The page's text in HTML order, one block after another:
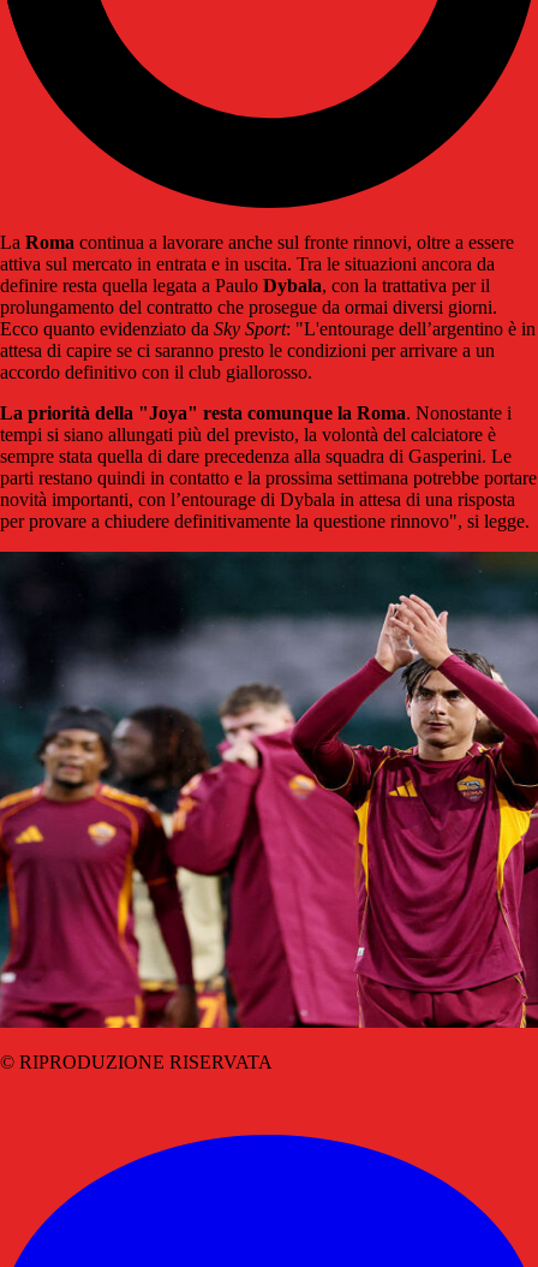
La Roma continua a lavorare anche sul fronte rinnovi, oltre a essere
attiva sul mercato in entrata e in uscita. Tra le situazioni ancora da
definire resta quella legata a Paulo Dybala, con la trattativa per il
prolungamento del contratto che prosegue da ormai diversi giorni.
Ecco quanto evidenziato da Sky Sport: "L'entourage dell’argentino è in
attesa di capire se ci saranno presto le condizioni per arrivare a un
accordo definitivo con il club giallorosso.
La priorità della "Joya" resta comunque la Roma. Nonostante i
tempi si siano allungati più del previsto, la volontà del calciatore è
sempre stata quella di dare precedenza alla squadra di Gasperini. Le
parti restano quindi in contatto e la prossima settimana potrebbe portare
novità importanti, con l’entourage di Dybala in attesa di una risposta
per provare a chiudere definitivamente la questione rinnovo", si legge.
© RIPRODUZIONE RISERVATA